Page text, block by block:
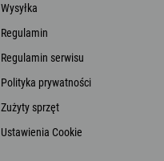
Wysyłka
Regulamin
Regulamin serwisu
Polityka prywatności
Zużyty sprzęt
Ustawienia Cookie